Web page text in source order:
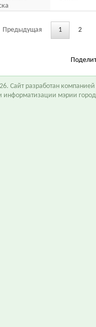
Предыдущая 1 2
Сайт разработан компанией
информатизации мэрии